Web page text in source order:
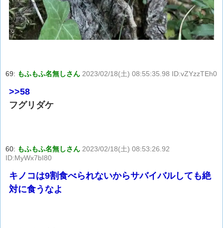
69: もふもふ名無しさん 2023/02/18(土) 08:55:35.98 ID:vZYzzTEh0
>>58
フグリダケ
60: もふもふ名無しさん 2023/02/18(土) 08:53:26.92
ID:MyWx7bI80
キノコは9割食べられないからサバイバルしても絶
対に食うなよ